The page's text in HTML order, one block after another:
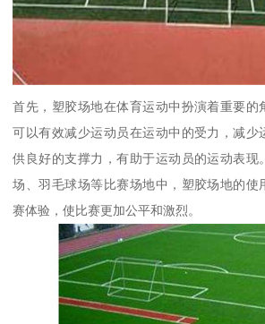
首先，塑胶场地在体育运动中扮演着重要的
可以有效减少运动员在运动中的受力，减少
供良好的支撑力，有助于运动员的运动表现
场、羽毛球场等比赛场地中，塑胶场地的使
赛体验，使比赛更加公平和激烈。